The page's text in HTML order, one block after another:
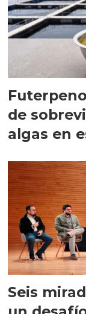
de
algas en
Seis